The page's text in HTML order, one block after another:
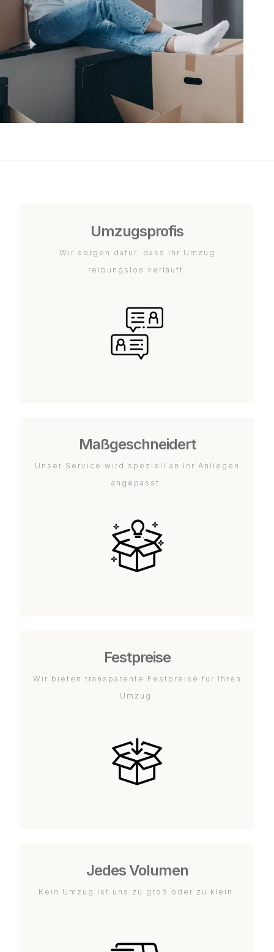
Umzugsprofis
Wir sorgen dafür, dass Ihr Umzug
reibungslos verläuft.
Maßgeschneidert
Unser Service wird speziell an Ihr Anliegen
angepasst.
Festpreise
Wir bieten transparente Festpreise für Ihren
Umzug.
Jedes Volumen
Kein Umzug ist uns zu groß oder zu klein.